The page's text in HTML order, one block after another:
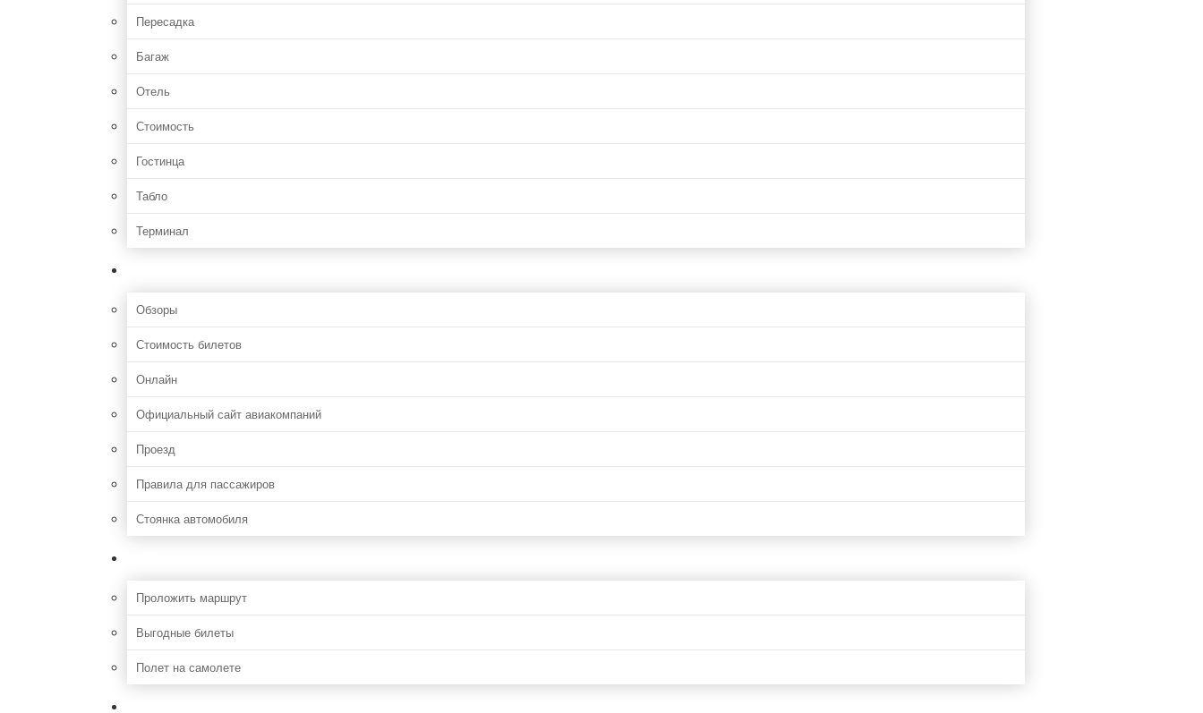
Пересадка
Багаж
Отель
Стоимость
Гостинца
Табло
Терминал
Обзоры
Стоимость билетов
Онлайн
Официальный сайт авиакомпаний
Проезд
Правила для пассажиров
Стоянка автомобиля
Проложить маршрут
Выгодные билеты
Полет на самолете